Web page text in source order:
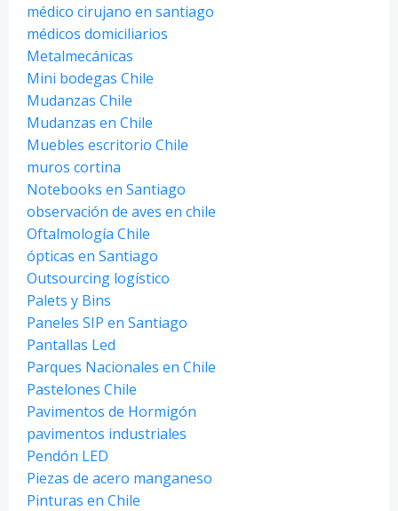
médico cirujano en santiago
médicos domiciliarios
Metalmecánicas
Mini bodegas Chile
Mudanzas Chile
Mudanzas en Chile
Muebles escritorio Chile
muros cortina
Notebooks en Santiago
observación de aves en chile
Oftalmología Chile
ópticas en Santiago
Outsourcing logístico
Palets y Bins
Paneles SIP en Santiago
Pantallas Led
Parques Nacionales en Chile
Pastelones Chile
Pavimentos de Hormigón
pavimentos industriales
Pendón LED
Piezas de acero manganeso
Pinturas en Chile